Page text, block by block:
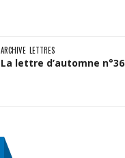
ARCHIVE LETTRES
La lettre d’automne n°36